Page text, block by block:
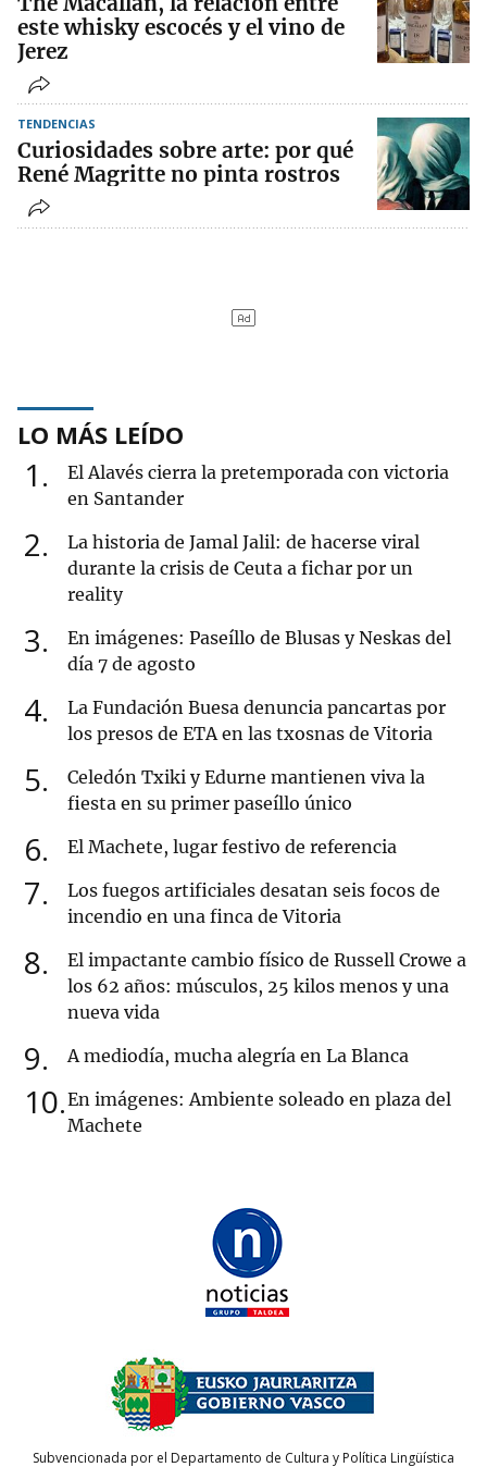
este whisky escocés y el vino de
Jerez
TENDENCIAS
Curiosidades sobre arte: por qué
René Magritte no pinta rostros
LO MÁS LEÍDO
1
El Alavés cierra la pretemporada con victoria
en Santander
2
La historia de Jamal Jalil: de hacerse viral
durante la crisis de Ceuta a fichar por un
reality
3
En imágenes: Paseíllo de Blusas y Neskas del
día 7 de agosto
4
La Fundación Buesa denuncia pancartas por
los presos de ETA en las txosnas de Vitoria
5
Celedón Txiki y Edurne mantienen viva la
fiesta en su primer paseíllo único
6 El Machete, lugar festivo de referencia
7
Los fuegos artificiales desatan seis focos de
incendio en una finca de Vitoria
8
El impactante cambio físico de Russell Crowe a
los 62 años: músculos, 25 kilos menos y una
nueva vida
9 A mediodía, mucha alegría en La Blanca
10 En imágenes: Ambiente soleado en plaza del
Machete
Subvencionada por el Departamento de Cultura y Política Lingüística